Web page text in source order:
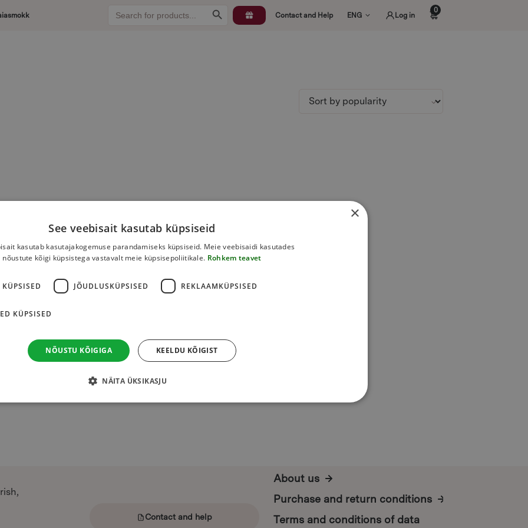
for:
Search Button Contact and Help ENG Log in
0
← 1 2 3
Contact and help
About us
Purchase and return conditions
Terms and conditions of data
×
See veebisait kasutab küpsiseid
kasutab kasutajakogemuse parandamiseks küpsiseid. Meie veebisaidi kasutades
nõustute kõigi küpsistega vastavalt meie küpsisepoliitikale. Rohkem teavet
JÕUDLUSKÜPSISED REKLAAMKÜPSISED
KÜPSISED
NÕUSTU KÕIGIGA KEELDU KÕIGIST
NÄITA ÜKSIKASJU